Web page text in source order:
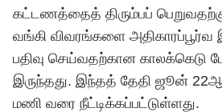
கட்டணத்தைத் திரும்பப்
வங்கி விவரங்களை
பதிவு செய்வதற்கான காலக்கெடு
இருந்தது. இந்தத் தேதி ஜூன்
மணி வரை நீட்டிக்கப்பட்டுள்ளது.